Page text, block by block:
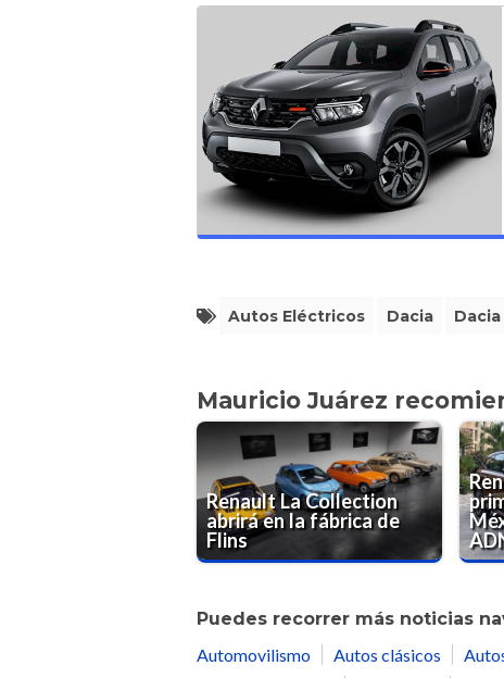
Autos Eléctricos Dacia
Mauricio Juárez
Renault La Collection
abrirá en la fábrica de
Flins
Puedes recorrer más noticias
Automovilismo
Autos clásicos